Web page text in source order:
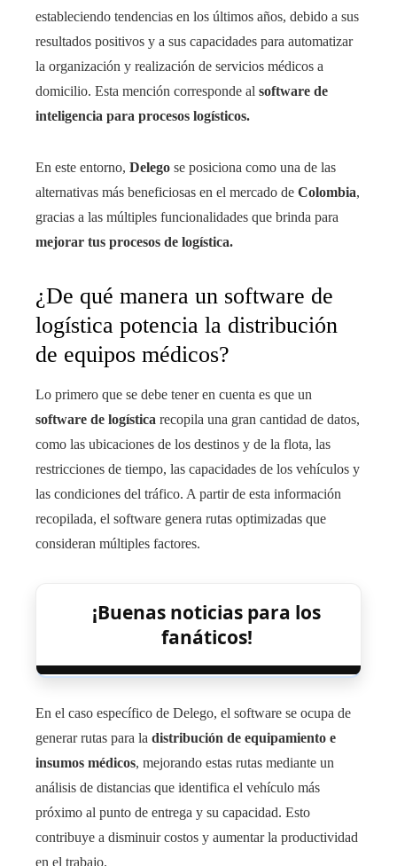
estableciendo tendencias en los últimos años, debido a sus
resultados positivos y a sus capacidades para automatizar
la organización y realización de servicios médicos a
domicilio. Esta mención corresponde al software de
inteligencia para procesos logísticos.
En este entorno, Delego se posiciona como una de las
alternativas más beneficiosas en el mercado de Colombia,
gracias a las múltiples funcionalidades que brinda para
mejorar tus procesos de logística.
¿De qué manera un software de
logística potencia la distribución
de equipos médicos?
Lo primero que se debe tener en cuenta es que un
software de logística recopila una gran cantidad de datos,
como las ubicaciones de los destinos y de la flota, las
restricciones de tiempo, las capacidades de los vehículos y
las condiciones del tráfico. A partir de esta información
recopilada, el software genera rutas optimizadas que
consideran múltiples factores.
¡Buenas noticias para los
fanáticos!
En el caso específico de Delego, el software se ocupa de
generar rutas para la distribución de equipamiento e
insumos médicos, mejorando estas rutas mediante un
análisis de distancias que identifica el vehículo más
próximo al punto de entrega y su capacidad. Esto
contribuye a disminuir costos y aumentar la productividad
en el trabajo.